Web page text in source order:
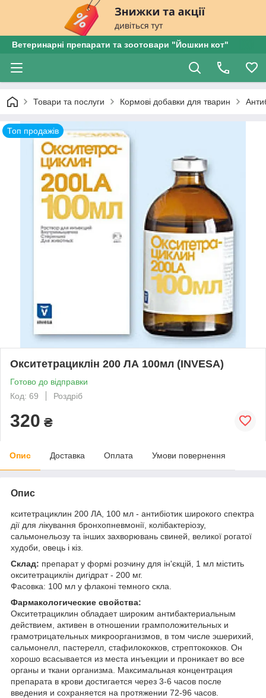
Ветеринарні препарати та зоотовари "Йошкин кот"
Товари та послуги Кормові добавки для тварин
Топ продажів
Окситетрациклін 200 ЛА 100мл (INVESA)
Готово до відправки
Код: 69
Роздріб
320 ₴
Опис Доставка Оплата Умови повернення
Опис
кситетрациклин 200 ЛА, 100 мл - антибіотик широкого спектра
дії для лікування бронхопневмонії, колібактеріозу,
сальмонельозу та інших захворювань свиней, великої рогатої
худоби, овець і кіз.
Склад: препарат у формі розчину для ін'єкцій, 1 мл містить
окситетрациклін дигідрат - 200 мг.
Фасовка: 100 мл у флаконі темного скла.
Фармакологические свойства:
Окситетрациклин обладает широким антибактериальным
действием, активен в отношении грамположительных и
грамотрицательных микроорганизмов, в том числе эшерихий,
сальмонелл, пастерелл, стафилококков, стрептококков. Он
хорошо всасывается из места инъекции и проникает во все
органы и ткани организма. Максимальная концентрация
препарата в крови достигается через 3-6 часов после
введения и сохраняется на протяжении 72-96 часов.